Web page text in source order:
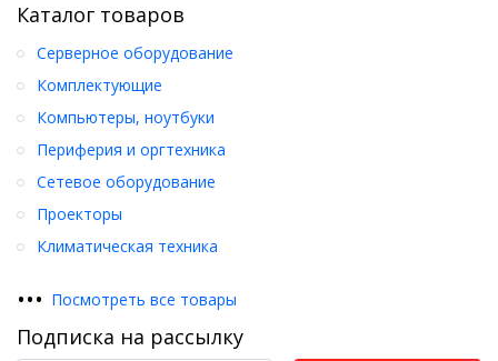
Каталог товаров
Серверное оборудование
Комплектующие
Компьютеры, ноутбуки
Периферия и оргтехника
Сетевое оборудование
Проекторы
Климатическая техника
••• Посмотреть все товары
Подписка на рассылку